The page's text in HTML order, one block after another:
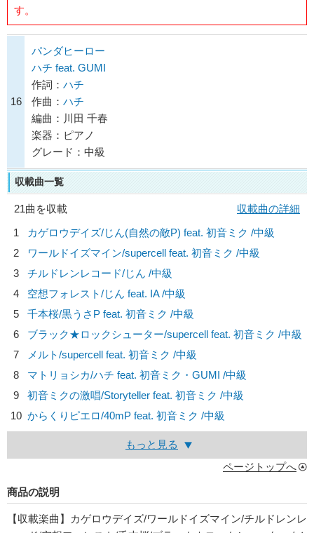
す。
16
パンダヒーロー
ハチ feat. GUMI
作詞： ハチ
作曲： ハチ
編曲：川田 千春
楽器：ピアノ
グレード：中級
収載曲一覧
21曲を収載
収載曲の詳細
1
カゲロウデイズ/じん(自然の敵P) feat. 初音ミク /中級
2
ワールドイズマイン/supercell feat. 初音ミク /中級
3
チルドレンレコード/じん /中級
4
空想フォレスト/じん feat. IA/中級
5
千本桜/黒うさP feat. 初音ミク /中級
6
ブラック★ロックシューター/supercell feat. 初音ミク /中級
7
メルト/supercell feat. 初音ミク /中級
8
マトリョシカ/ハチ feat. 初音ミク・GUMI /中級
9
初音ミクの激唱/Storyteller feat. 初音ミク /中級
10 からくりピエロ/40mP feat. 初音ミク /中級
もっと見る
ページトップへ
商品の説明
【収載楽曲】カゲロウデイズ/ワールドイズマイン/チルドレンレ